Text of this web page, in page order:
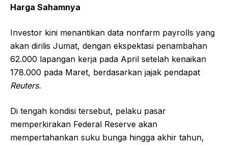
Harga Sahamnya
Investor kini menantikan data nonfarm payrolls yang
akan dirilis Jumat, dengan ekspektasi penambahan
62.000 lapangan kerja pada April setelah kenaikan
178.000 pada Maret, berdasarkan jajak pendapat
Reuters.
Di tengah kondisi tersebut, pelaku pasar
memperkirakan Federal Reserve akan
mempertahankan suku bunga hingga akhir tahun,